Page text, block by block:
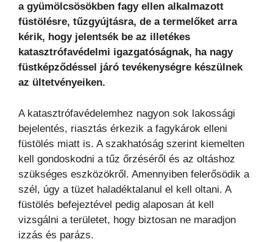
a gyümölcsösökben fagy ellen alkalmazott
füstölésre, tűzgyújtásra, de a termelőket arra
kérik, hogy jelentsék be az illetékes
katasztrófavédelmi igazgatóságnak, ha nagy
füstképződéssel járó tevékenységre készülnek
az ültetvényeiken.
A katasztrófavédelemhez nagyon sok lakossági
bejelentés, riasztás érkezik a fagykárok elleni
füstölés miatt is. A szakhatóság szerint kiemelten
kell gondoskodni a tűz őrzéséről és az oltáshoz
szükséges eszközökről. Amennyiben felerősödik a
szél, úgy a tüzet haladéktalanul el kell oltani. A
füstölés befejeztével pedig alaposan át kell
vizsgálni a területet, hogy biztosan ne maradjon
izzás és parázs.